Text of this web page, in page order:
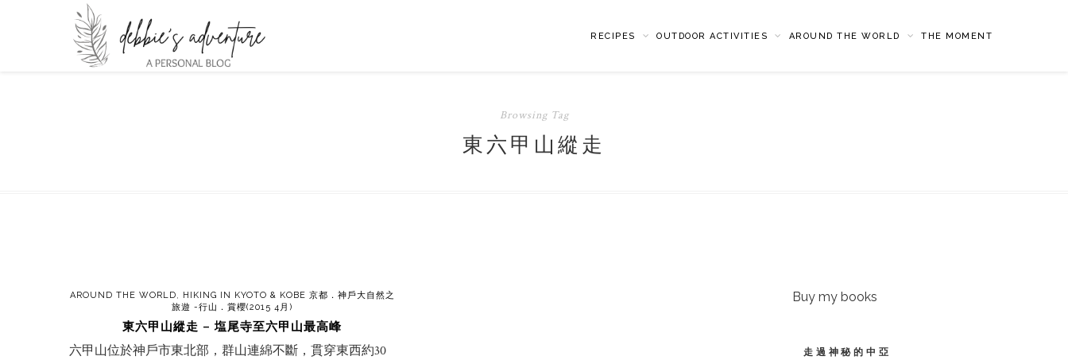
RECIPES OUTDOOR ACTIVITIES AROUND THE WORLD THE MOMENT
Browsing Tag
東六甲山縱走
AROUND THE WORLD, HIKING IN KYOTO & KOBE 京都．神戶大自然之
旅遊 -行山．賞櫻(2015 4月)
東六甲山縱走 – 塩尾寺至六甲山最高峰
六甲山位於神戶市東北部，群山連綿不斷，貫穿東西約30
Buy my books
走過神秘的中亞